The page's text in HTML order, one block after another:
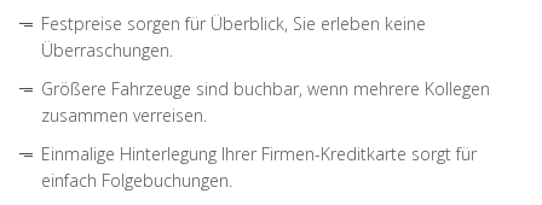
Festpreise sorgen für Überblick, Sie erleben keine
Überraschungen.
Größere Fahrzeuge sind buchbar, wenn mehrere Kollegen
zusammen verreisen.
Einmalige Hinterlegung Ihrer Firmen-Kreditkarte sorgt für
einfach Folgebuchungen.